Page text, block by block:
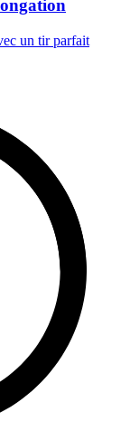
un tir parfait